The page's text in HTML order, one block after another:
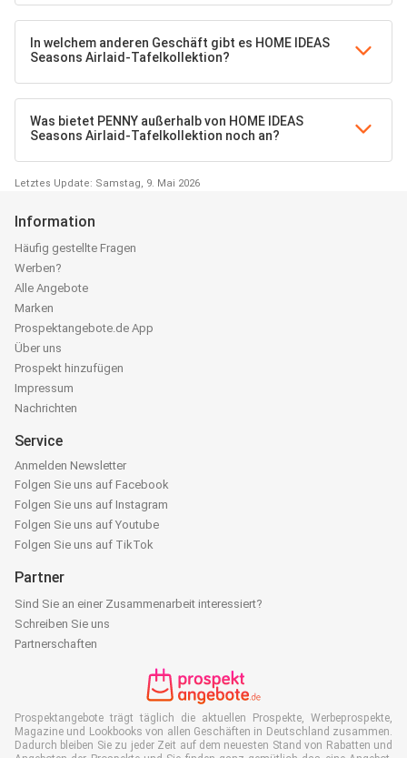
In welchem anderen Geschäft gibt es HOME IDEAS
Seasons Airlaid-Tafelkollektion?
Was bietet PENNY außerhalb von HOME IDEAS
Seasons Airlaid-Tafelkollektion noch an?
Letztes Update: Samstag, 9. Mai 2026
Information
Häufig gestellte Fragen
Werben?
Alle Angebote
Marken
Prospektangebote.de App
Über uns
Prospekt hinzufügen
Impressum
Nachrichten
Service
Anmelden Newsletter
Folgen Sie uns auf Facebook
Folgen Sie uns auf Instagram
Folgen Sie uns auf Youtube
Folgen Sie uns auf TikTok
Partner
Sind Sie an einer Zusammenarbeit interessiert?
Schreiben Sie uns
Partnerschaften
Prospektangebote trägt täglich die aktuellen Prospekte, Werbeprospekte,
Magazine und Lookbooks von allen Geschäften in Deutschland zusammen.
Dadurch bleiben Sie zu jeder Zeit auf dem neuesten Stand von Rabatten und